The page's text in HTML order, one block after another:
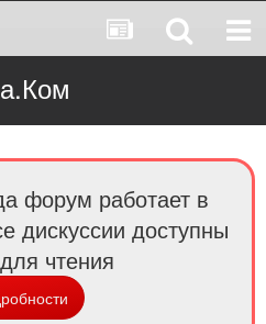
форум работает в
дискуссии доступны
чтения